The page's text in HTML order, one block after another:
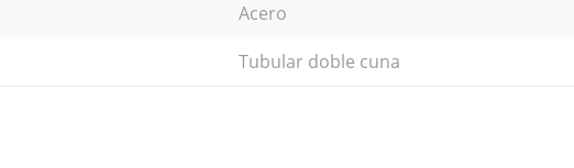
Acero
Tubular doble cuna